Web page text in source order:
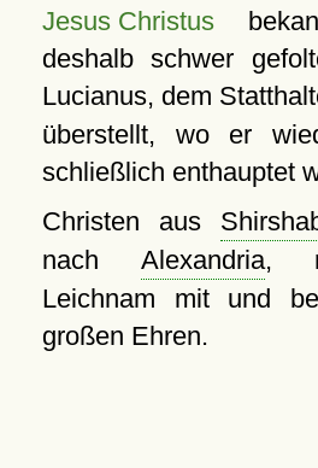
Jesus Christus
deshalb schwer
Lucianus, dem
überstellt, wo er
schließlich enthauptet
Christen aus
nach Alexandria,
Leichnam mit und
großen Ehren.